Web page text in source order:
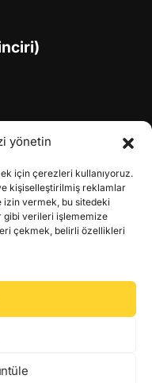
yönetin
için çerezleri kullanıyoruz.
kişiselleştirilmiş reklamlar
izin vermek, bu sitedeki
gibi verileri işlememize
çekmek, belirli özellikleri